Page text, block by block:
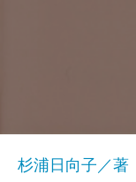
杉浦日向子／著